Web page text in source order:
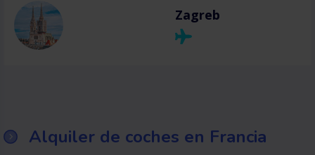
Zagreb
Alquiler de coches en Francia